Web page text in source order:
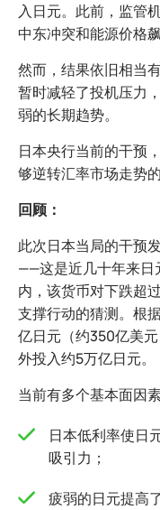
入日元。此前，监管
中东冲突和能源价格
然而，结果依旧相当
暂时减轻了投机压力
弱的长期趋势。
日本央行当前的干预
够逆转汇率市场走势的
回顾：
此次日本当局的干预
——这是近几十年来日
内，该货币对下跌超
支撑行动的猜测。根
亿日元（约350亿美
外投入约5万亿日元。
当前有多个基本面因
日本低利率使日
吸引力；
疲弱的日元提高